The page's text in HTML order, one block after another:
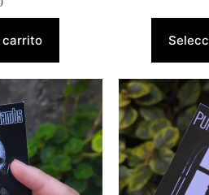
carrito